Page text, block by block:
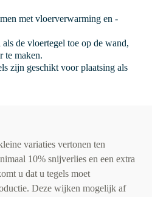
met vloerverwarming en -
de vloertegel toe op de wand,
te maken.
zijn geschikt voor plaatsing als
variaties vertonen ten
10% snijverlies en een extra
u dat u tegels moet
Deze wijken mogelijk af